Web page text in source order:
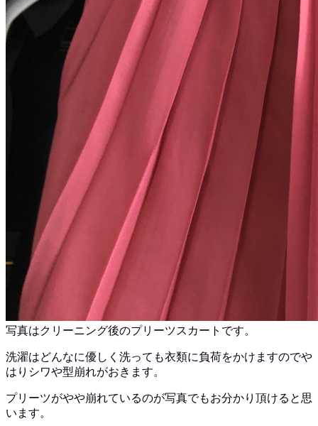
写真はクリーニング後のプリーツスカートです。
洗濯はどんなに優しく洗っても衣類に負荷をかけますのでや
はりシワや型崩れがおきます。
プリーツがやや崩れているのが写真でもお分かり頂けると思
います。